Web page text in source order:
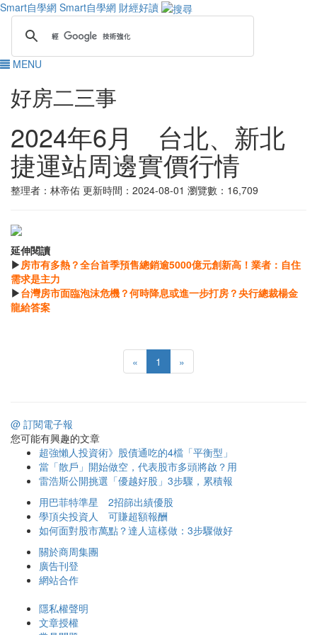
Smart自學網 Smart自學網 財經好讀
MENU
好房二三事
2024年6月 台北、新北
捷運站周邊實價行情
整理者：林帝佑 更新時間：2024-08-01 瀏覽數：16,709
延伸閱讀
▶房市有多熱？全台首季預售總銷逾5000億元創新高！業者：自住
需求是主力
▶台灣房市面臨泡沫危機？何時降息或進一步打房？央行總裁楊金
龍給答案
« 1 »
@ 訂閱電子報
您可能有興趣的文章
超強懶人投資術》股債通吃的4檔「平衡型」
當「散戶」開始做空，代表股市多頭將啟？用
雷浩斯公開挑選「優越好股」3步驟，累積報
用巴菲特準星 2招篩出績優股
學頂尖投資人 可賺超額報酬
如何面對股市萬點？達人這樣做：3步驟做好
關於商周集團
廣告刊登
網站合作
隱私權聲明
文章授權